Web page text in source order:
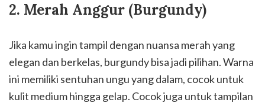
2. Merah Anggur (Burgundy)
Jika kamu ingin tampil dengan nuansa merah yang
elegan dan berkelas, burgundy bisa jadi pilihan. Warna
ini memiliki sentuhan ungu yang dalam, cocok untuk
kulit medium hingga gelap. Cocok juga untuk tampilan